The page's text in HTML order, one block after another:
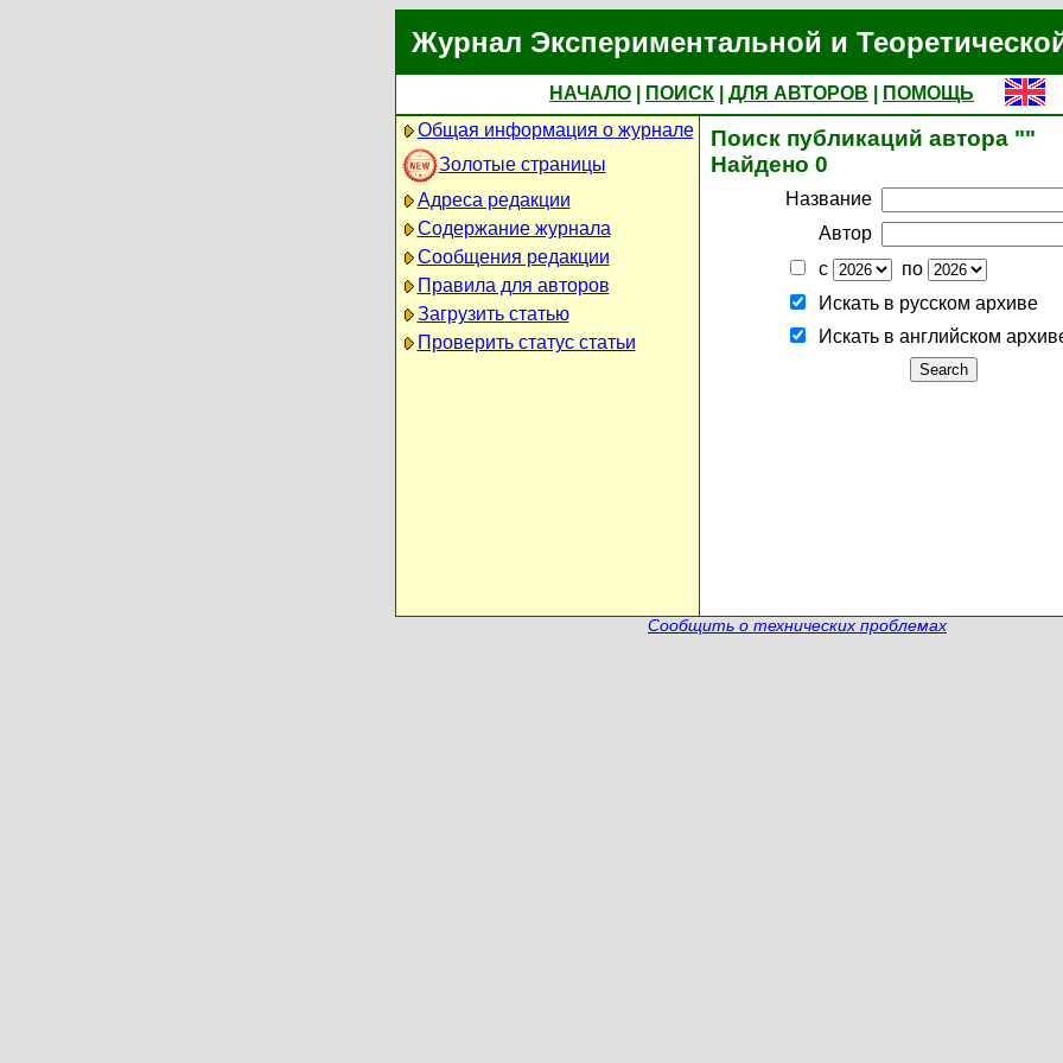
Журнал Экспериментальной и
НАЧАЛО ПОИСК ДЛЯ АВТОРОВ
ПОМОЩЬ
Общая информация о журнале
Золотые страницы
Адреса редакции
Содержание журнала
Сообщения редакции
Правила для авторов
Загрузить статью
Проверить статус статьи
Поиск публикаций автора ""
Найдено 0
Название
Автор
с
по
Искать в русском архиве
Искать в английском
Сообщить о технических проблемах